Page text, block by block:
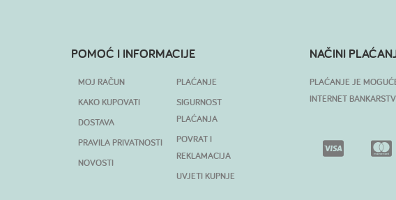
POMOĆ I INFORMACIJE
MOJ RAČUN
KAKO KUPOVATI
DOSTAVA
PRAVILA PRIVATNOSTI
NOVOSTI
PLAĆANJE
SIGURNOST
PLAĆANJA
POVRAT I
REKLAMACIJA
UVJETI KUPNJE
NAČINI
PLAĆANJE JE
INTERNET